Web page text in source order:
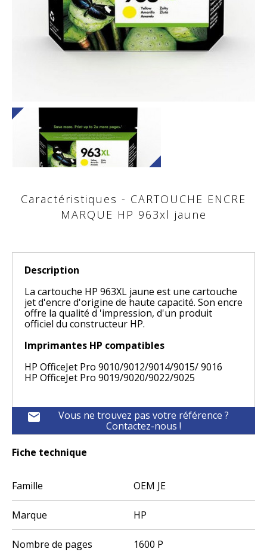
Caractéristiques - CARTOUCHE ENCRE
MARQUE HP 963xl jaune
Description
La cartouche HP 963XL jaune est une cartouche
jet d'encre d'origine de haute capacité. Son encre
offre la qualité d 'impression, d'un produit
officiel du constructeur HP.
Imprimantes HP compatibles
HP OfficeJet Pro 9010/9012/9014/9015/ 9016
HP OfficeJet Pro 9019/9020/9022/9025
mail
Vous ne trouvez pas votre référence ?
Contactez-nous !
Fiche technique
Famille OEM JE
Marque HP
Nombre de pages 1600 P